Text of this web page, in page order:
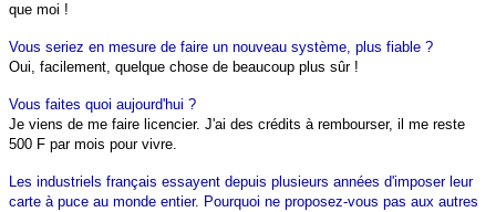
que moi !
Vous seriez en mesure de faire un nouveau système, plus fiable ?
Oui, facilement, quelque chose de beaucoup plus sûr !
Vous faites quoi aujourd'hui ?
Je viens de me faire licencier. J'ai des crédits à rembourser, il me reste
500 F par mois pour vivre.
Les industriels français essayent depuis plusieurs années d'imposer leur
carte à puce au monde entier. Pourquoi ne proposez-vous pas aux autres